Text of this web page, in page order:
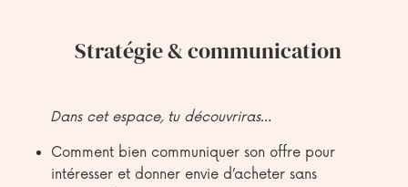
Stratégie & communication
Dans cet espace, tu découvriras…
Comment bien communiquer son offre pour
intéresser et donner envie d’acheter sans